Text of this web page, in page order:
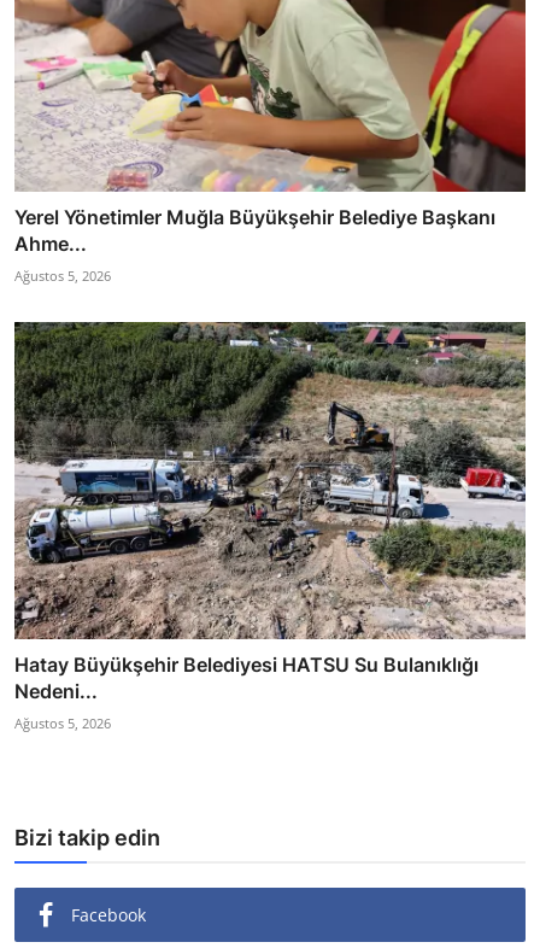
Yerel Yönetimler Muğla Büyükşehir Belediye Başkanı
Ahme...
Ağustos 5, 2026
Hatay Büyükşehir Belediyesi HATSU Su Bulanıklığı
Nedeni...
Ağustos 5, 2026
Bizi takip edin
Facebook